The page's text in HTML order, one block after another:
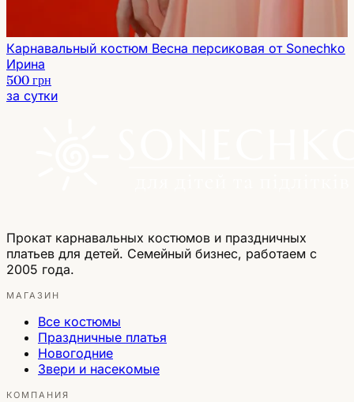
Карнавальный костюм Весна персиковая от Sonechko
Ирина
500 грн
за сутки
Прокат карнавальных костюмов и праздничных
платьев для детей. Семейный бизнес, работаем с
2005 года.
МАГАЗИН
Все костюмы
Праздничные платья
Новогодние
Звери и насекомые
КОМПАНИЯ